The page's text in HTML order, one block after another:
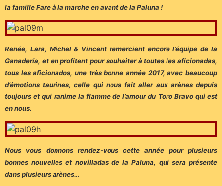
la famille Fare à la marche en avant de la Paluna !
Renée, Lara, Michel & Vincent remercient encore l’équipe de la
Ganadería, et en profitent pour souhaiter à toutes les aficionadas,
tous les aficionados, une très bonne année 2017, avec beaucoup
d’émotions taurines, celle qui nous fait aller aux arènes depuis
toujours et qui ranime la flamme de l’amour du Toro Bravo qui est
en nous.
Nous vous donnons rendez-vous cette année pour plusieurs
bonnes nouvelles et novilladas de la Paluna, qui sera présente
dans plusieurs arènes…